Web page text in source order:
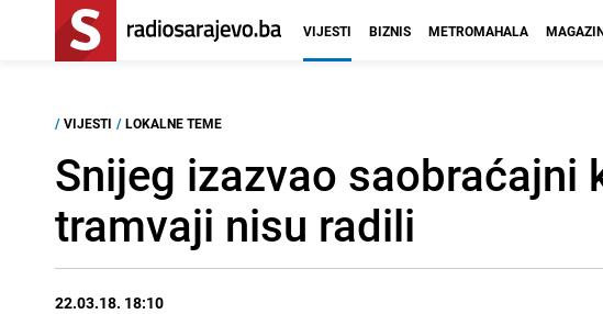
VIJESTI BIZNIS METROMAHALA
/ VIJESTI / LOKALNE TEME
Snijeg izazvao saobraćajni
tramvaji nisu radili
22.03.18. 18:10